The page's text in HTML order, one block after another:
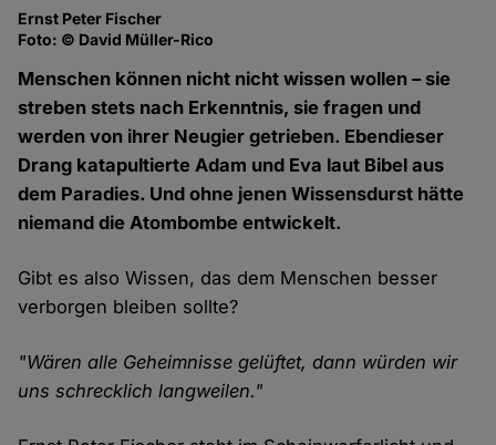
Ernst Peter Fischer
Foto: © David Müller-Rico
Menschen können nicht nicht wissen wollen – sie
streben stets nach Erkenntnis, sie fragen und
werden von ihrer Neugier getrieben. Ebendieser
Drang katapultierte Adam und Eva laut Bibel aus
dem Paradies. Und ohne jenen Wissensdurst hätte
niemand die Atombombe entwickelt.
Gibt es also Wissen, das dem Menschen besser
verborgen bleiben sollte?
"Wären alle Geheimnisse gelüftet, dann würden wir
uns schrecklich langweilen."